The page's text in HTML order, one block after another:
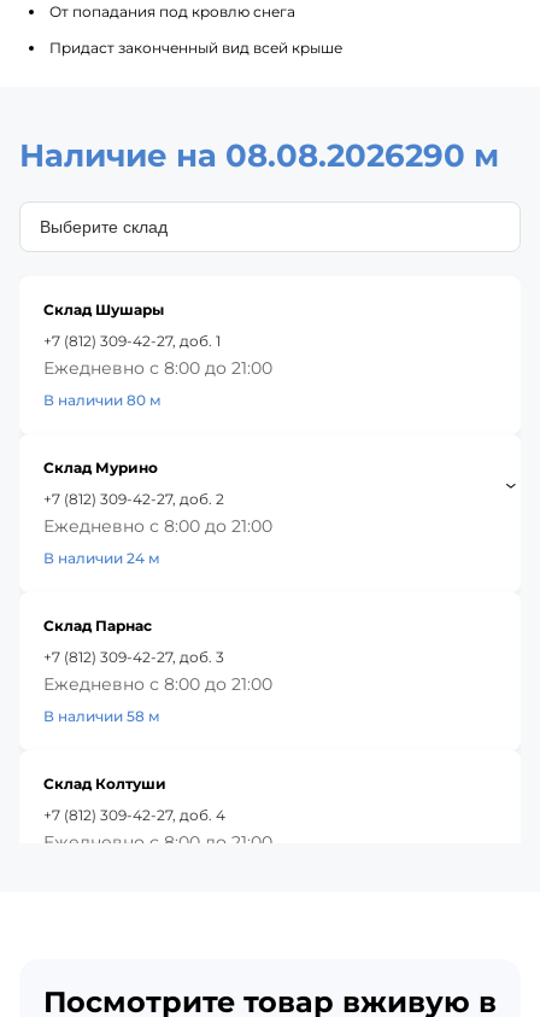
От попадания под кровлю снега
Придаст законченный вид всей крыше
Наличие на 08.08.2026290 м
Склад Шушары
+7 (812) 309-42-27, доб. 1
Ежедневно с 8:00 до 21:00
В наличии 80 м
Склад Мурино
+7 (812) 309-42-27, доб. 2
Ежедневно с 8:00 до 21:00
В наличии 24 м
Склад Парнас
+7 (812) 309-42-27, доб. 3
Ежедневно с 8:00 до 21:00
В наличии 58 м
Склад Колтуши
+7 (812) 309-42-27, доб. 4
Ежедневно с 8:00 до 21:00
Ежедневно с 8:00 до 21:00
Посмотрите товар вживую в